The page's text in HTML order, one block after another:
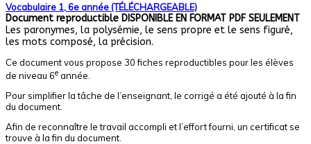
Vocabulaire 1, 6e année (TÉLÉCHARGEABLE)
Document reproductible DISPONIBLE EN FORMAT PDF SEULEMENT
Les paronymes, la polysémie, le sens propre et le sens figuré,
les mots composé, la précision.
Ce document vous propose 30 fiches reproductibles pour les élèves
de niveau 6e année.
Pour simplifier la tâche de l’enseignant, le corrigé a été ajouté à la fin
du document.
Afin de reconnaître le travail accompli et l’effort fourni, un certificat se
trouve à la fin du document.